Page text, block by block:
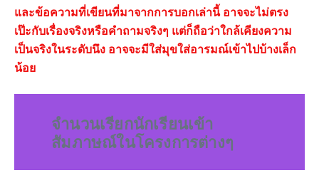
และข้อความที่เขียนที่มาจากการบอกเล่านี้ อาจจะไม่ตรง
เป๊ะกับเรื่องจริงหรือคำถามจริงๆ แต่ก็ถือว่าใกล้เคียงความ
เป็นจริงในระดับนึง อาจจะมีใส่มุขใส่อารมณ์เข้าไปบ้างเล็ก
น้อย
จำนวนเรียกนักเรียนเข้า
สัมภาษณ์ในโครงการต่างๆ